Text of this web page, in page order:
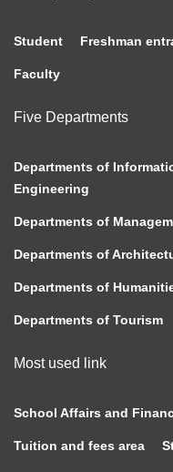
Student Freshman
Faculty
Five Departments
Departments of
Engineering
Departments of
Departments of
Departments of
Departments of Tourism
Most used link
School Affairs and
Tuition and fees area